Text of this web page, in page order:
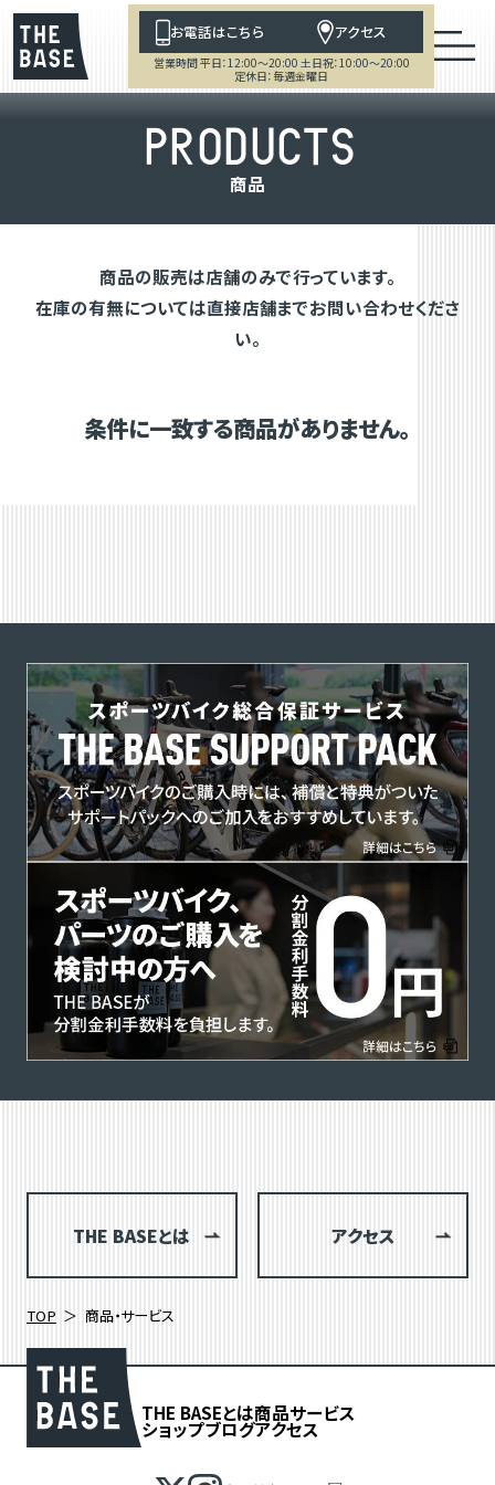
お電話はこちら アクセス
営業時間 平日：12:00～20:00 土日祝：10:00～20:00
定休日：毎週金曜日
PRODUCTS
商品
商品の販売は店舗のみで行っています。
在庫の有無については直接店舗までお問い合わせくださ
い。
条件に一致する商品がありません。
THE BASEとは アクセス
TOP 商品・サービス
THE BASEとは商品サービス
ショップブログアクセス